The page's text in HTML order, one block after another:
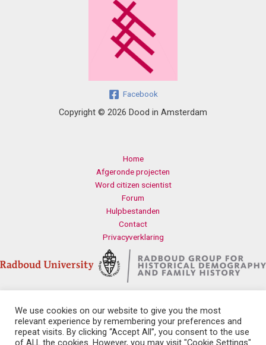
Facebook
Copyright © 2026 Dood in Amsterdam
Home
Afgeronde projecten
Word citizen scientist
Forum
Hulpbestanden
Contact
Privacyverklaring
Contact
Radboud Universiteit
Erasmusplein 1
We use cookies on our website to give you the most
relevant experience by remembering your preferences and
repeat visits. By clicking “Accept All”, you consent to the use
of ALL the cookies. However, you may visit "Cookie Settings"